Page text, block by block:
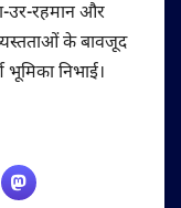
उर-रहमान और
के बावजूद
निभाई।